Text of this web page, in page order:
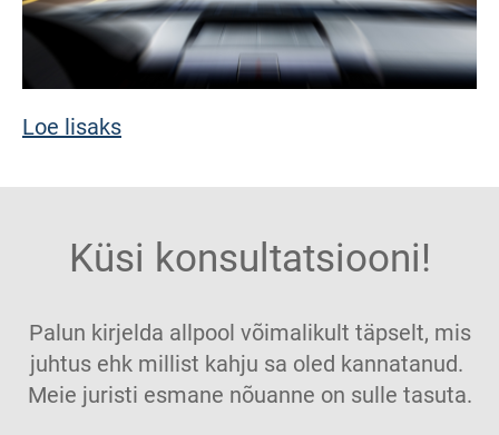
Loe lisaks
Küsi konsultatsiooni!
Palun kirjelda allpool võimalikult täpselt, mis
juhtus ehk millist kahju sa oled kannatanud.
Meie juristi esmane nõuanne on sulle tasuta.